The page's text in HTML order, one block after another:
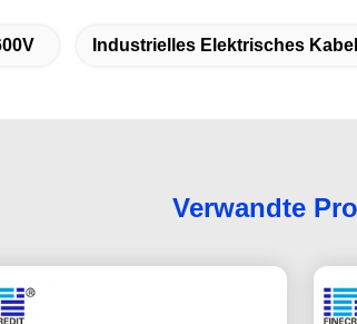
Industrielles Elektrisches
Verwandte